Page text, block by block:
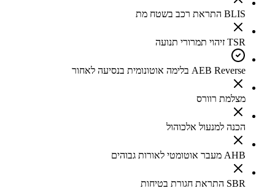
BLIS התראת רכב בשטח מת
TSR זיהוי תמרורי תנועה
AEB Reverse בלימה אוטונומית בנסיעה לאחור
מצלמת רוורס
הכנה למנעול אלכוהול
AHB מעבר אוטומטי לאורות גבוהים
SBR התראת חגורת בטיחות